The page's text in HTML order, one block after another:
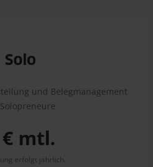
Solo
und Belegmanagement
mtl.
erfolgt jährlich.